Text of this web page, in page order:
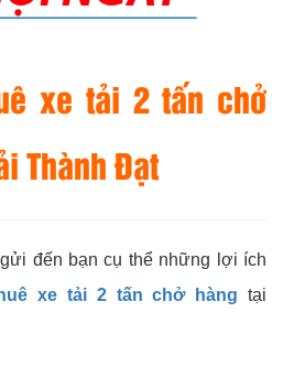
xe tải 2 tấn chở
Thành Đạt
đến bạn cụ thể những lợi ích
xe tải 2 tấn chở hàng tại